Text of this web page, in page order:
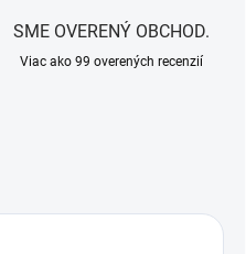
SME OVERENÝ OBCHOD.
Viac ako 99 overených recenzií